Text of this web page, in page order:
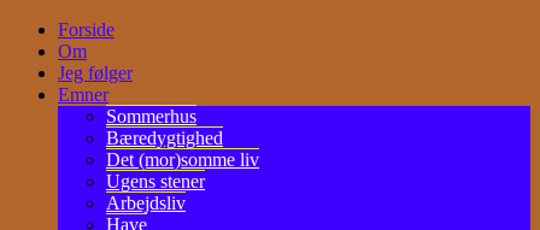
Forside
Om
Jeg følger
Emner
Sommerhus
Bæredygtighed
Det (mor)somme liv
Ugens stener
Arbejdsliv
Have